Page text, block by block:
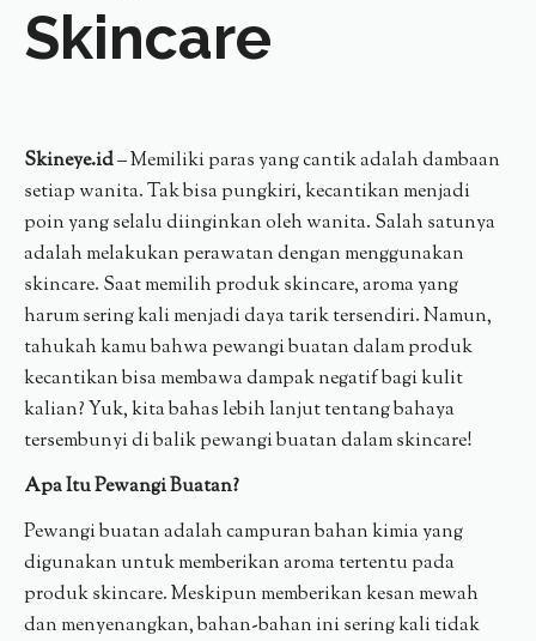
Skincare
Skineye.id– Memiliki paras yang cantik adalah dambaan
setiap wanita. Tak bisa pungkiri, kecantikan menjadi
poin yang selalu diinginkan oleh wanita. Salah satunya
adalah melakukan perawatan dengan menggunakan
skincare. Saat memilih produk skincare, aroma yang
harum sering kali menjadi daya tarik tersendiri. Namun,
tahukah kamu bahwa pewangi buatan dalam produk
kecantikan bisa membawa dampak negatif bagi kulit
kalian? Yuk, kita bahas lebih lanjut tentang bahaya
tersembunyi di balik pewangi buatan dalam skincare!
Apa Itu Pewangi Buatan?
Pewangi buatan adalah campuran bahan kimia yang
digunakan untuk memberikan aroma tertentu pada
produk skincare. Meskipun memberikan kesan mewah
dan menyenangkan, bahan-bahan ini sering kali tidak